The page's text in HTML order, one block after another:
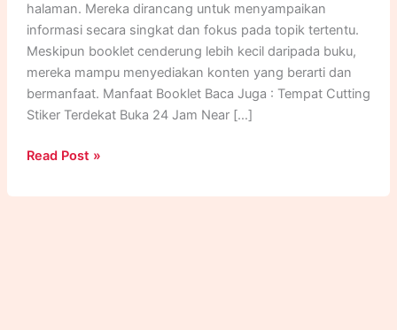
halaman. Mereka dirancang untuk menyampaikan
informasi secara singkat dan fokus pada topik tertentu.
Meskipun booklet cenderung lebih kecil daripada buku,
mereka mampu menyediakan konten yang berarti dan
bermanfaat. Manfaat Booklet Baca Juga : Tempat Cutting
Stiker Terdekat Buka 24 Jam Near […]
Cetak
Terdekat
Read Post »